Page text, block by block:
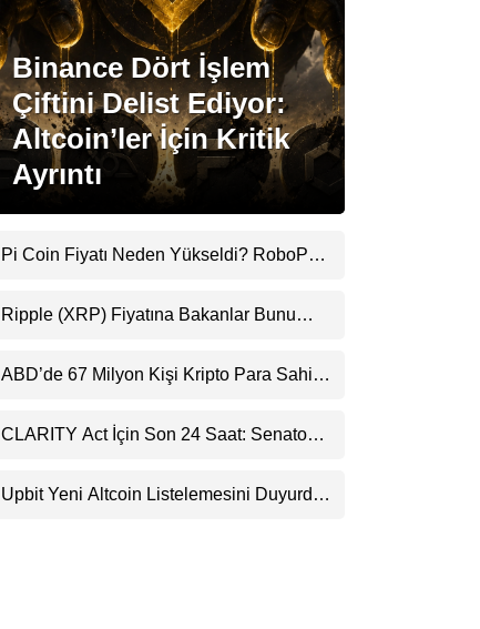
Instagram
Youtube
TikTok
Pinterest
Binance Dört İşlem
Çiftini Delist Ediyor:
Altcoin’ler İçin Kritik
Ayrıntı
Pi Coin Fiyatı Neden Yükseldi? RoboPay
Destekledi
Ripple (XRP) Fiyatına Bakanlar Bunu
Uyarı
ABD’de 67 Milyon Kişi Kripto Para Sahibi:
CLARITY Act İçin Son 24 Saat: Senato
Beklentisini Bozabilir
Upbit Yeni Altcoin Listelemesini Duyurdu: